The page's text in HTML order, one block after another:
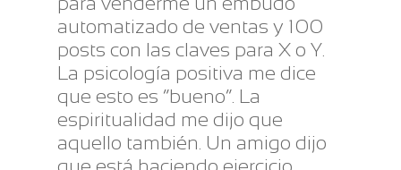
automatizado de ventas y 100
posts con las claves para X o Y.
La psicología positiva me dice
que esto es “bueno”. La
espiritualidad me dijo que
aquello también. Un amigo dijo